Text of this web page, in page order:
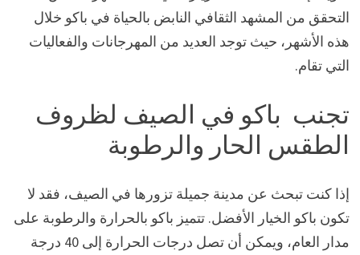
التحقق من المشهد الثقافي النابض بالحياة في باكو خلال
هذه الأشهر، حيث توجد العديد من المهرجانات والفعاليات
التي تقام.
تجنب باكو في الصيف لظروف
الطقس الحار والرطوبة
إذا كنت تبحث عن مدينة جميلة تزورها في الصيف، فقد لا
تكون باكو الخيار الأفضل. تتميز باكو بالحرارة والرطوبة على
مدار العام، ويمكن أن تصل درجات الحرارة إلى 40 درجة